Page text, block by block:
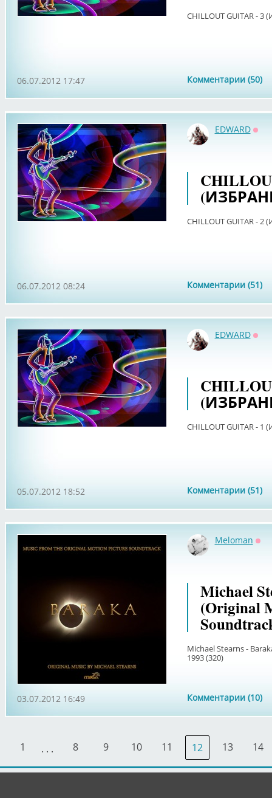
CHILLOUT GUITAR -
Комментарии (50)
06.07.2012 17:47
EDWARD
CHILLOUT GUITAR -
Комментарии (51)
06.07.2012 08:24
EDWARD
CHILLOUT GUITAR -
Комментарии (51)
05.07.2012 18:52
Meloman
Michael
(Original
Michael Stearns -
1993 (320)
Комментарии (10)
03.07.2012 16:49
1 . . . 8 9 10 11 12 13 14